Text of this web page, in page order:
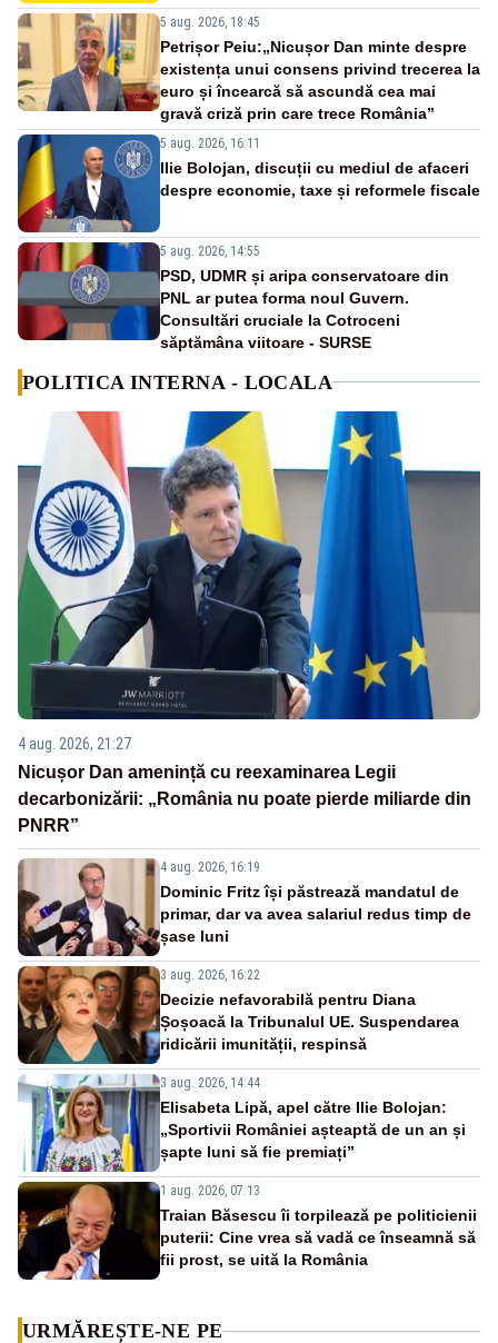
5 aug. 2026, 18:45
Petrișor Peiu:„Nicușor Dan minte despre
existența unui consens privind trecerea la
euro și încearcă să ascundă cea mai
gravă criză prin care trece România”
5 aug. 2026, 16:11
Ilie Bolojan, discuții cu mediul de afaceri
despre economie, taxe și reformele fiscale
5 aug. 2026, 14:55
PSD, UDMR și aripa conservatoare din
PNL ar putea forma noul Guvern.
Consultări cruciale la Cotroceni
săptămâna viitoare - SURSE
POLITICA INTERNA - LOCALA
4 aug. 2026, 21:27
Nicușor Dan amenință cu reexaminarea Legii
decarbonizării: „România nu poate pierde miliarde din
PNRR”
4 aug. 2026, 16:19
Dominic Fritz își păstrează mandatul de
primar, dar va avea salariul redus timp de
șase luni
3 aug. 2026, 16:22
Decizie nefavorabilă pentru Diana
Șoșoacă la Tribunalul UE. Suspendarea
ridicării imunității, respinsă
3 aug. 2026, 14:44
Elisabeta Lipă, apel către Ilie Bolojan:
„Sportivii României așteaptă de un an și
șapte luni să fie premiați”
1 aug. 2026, 07:13
Traian Băsescu îi torpilează pe politicienii
puterii: Cine vrea să vadă ce înseamnă să
fii prost, se uită la România
URMĂREȘTE-NE PE